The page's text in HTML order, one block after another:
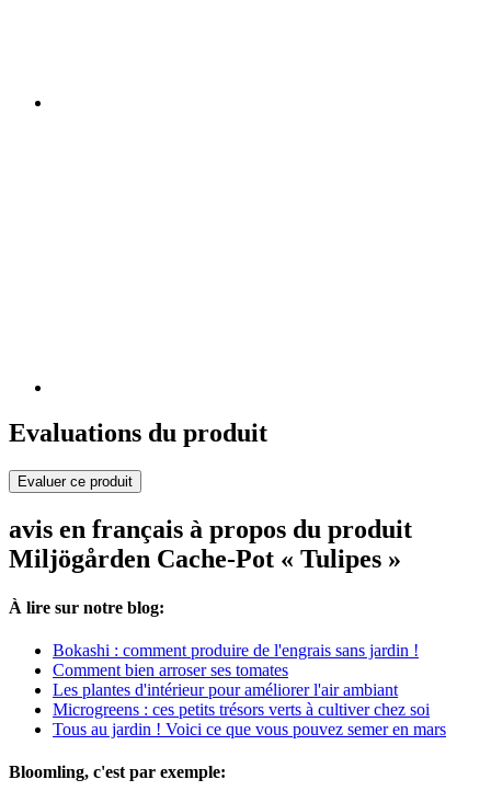
Evaluations du produit
Evaluer ce produit
avis en français à propos du produit
Miljögården Cache-Pot « Tulipes »
À lire sur notre blog:
Bokashi : comment produire de l'engrais sans jardin !
Comment bien arroser ses tomates
Les plantes d'intérieur pour améliorer l'air ambiant
Microgreens : ces petits trésors verts à cultiver chez soi
Tous au jardin ! Voici ce que vous pouvez semer en mars
Bloomling, c'est par exemple: